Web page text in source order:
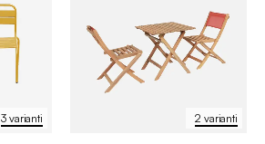
3 varianti 2 varianti